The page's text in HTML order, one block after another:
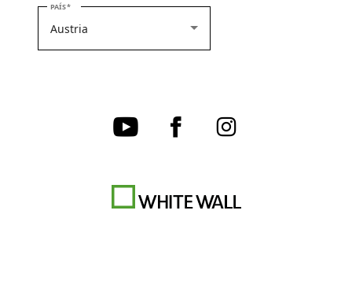
PAÍSSELECCIONE SU PAÍS